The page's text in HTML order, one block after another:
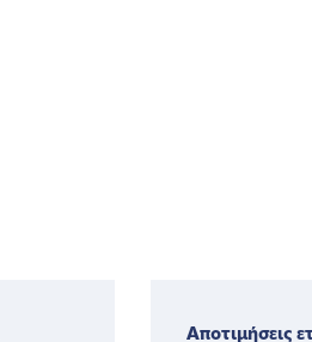
Αποτιμήσεις